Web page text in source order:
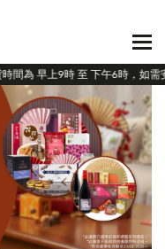
為 早上9時 至 下午6時，如需安